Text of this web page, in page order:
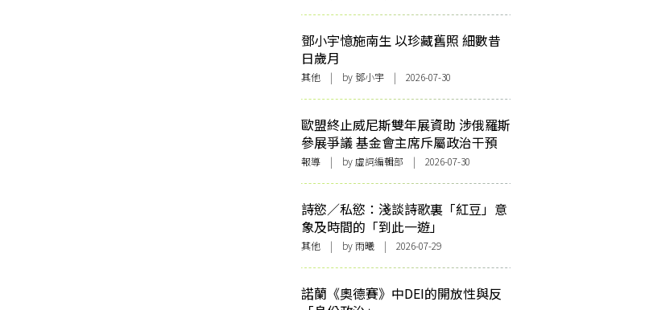
鄧小宇憶施南生 以珍藏舊照 細數昔
日歲月
其他 | by 鄧小宇 | 2026-07-30
歐盟終止威尼斯雙年展資助 涉俄羅斯
參展爭議 基金會主席斥屬政治干預
報導 | by 虛詞編輯部 | 2026-07-30
詩慾／私慾：淺談詩歌裏「紅豆」意
象及時間的「到此一遊」
其他 | by 雨曦 | 2026-07-29
諾蘭《奧德賽》中DEI的開放性與反